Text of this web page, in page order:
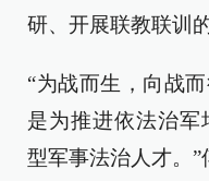
研、开展联教联训
“为战而生，向战
是为推进依法治军
型军事法治人才。”